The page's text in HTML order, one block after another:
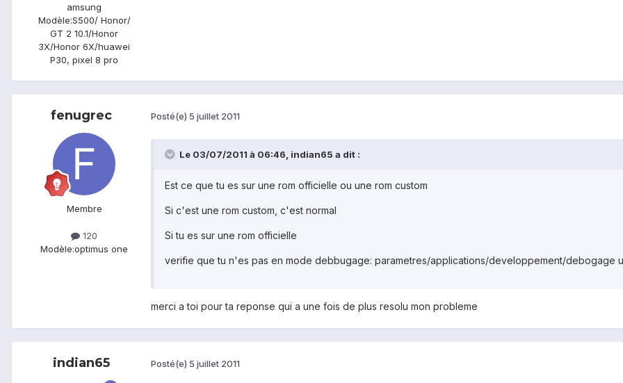
amsung
Modèle:S500/ Honor/
GT 2 10.1/Honor
3X/Honor 6X/huawei
P30, pixel 8 pro
fenugrec
Membre
120
Modèle:optimus one
Posté(e) 5 juillet 2011
Le 03/07/2011 à 06:46, indian65 a dit :
Est ce que tu es sur une rom officielle ou une rom custom
Si c'est une rom custom, c'est normal
Si tu es sur une rom officielle
verifie que tu n'es pas en mode debbugage: parametres/applications/developpement/debogage
merci a toi pour ta reponse qui a une fois de plus resolu mon probleme
indian65 Posté(e) 5 juillet 2011